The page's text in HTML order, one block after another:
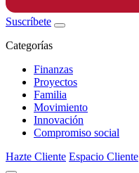
Suscríbete
Categorías
Finanzas
Proyectos
Familia
Movimiento
Innovación
Compromiso social
Hazte Cliente Espacio Cliente